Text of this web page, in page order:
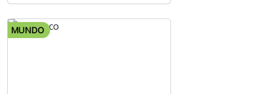
MUNDO